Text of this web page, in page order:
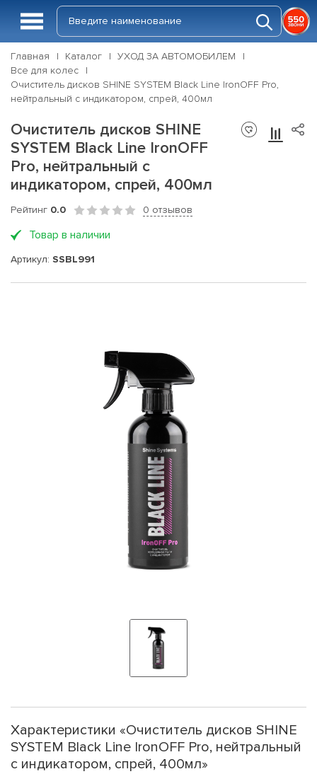
Главная Каталог
УХОД ЗА АВТОМОБИЛЕМ
Все для колес
Очиститель дисков SHINE SYSTEM Black Line IronOFF Pro,
нейтральный с индикатором, спрей, 400мл
Очиститель дисков SHINE
SYSTEM Black Line IronOFF
Pro, нейтральный с
индикатором, спрей, 400мл
Рейтинг 0.0 0 отзывов
Товар в наличии
Артикул: SSBL991
Характеристики «Очиститель дисков SHINE
SYSTEM Black Line IronOFF Pro, нейтральный
с индикатором, спрей, 400мл»